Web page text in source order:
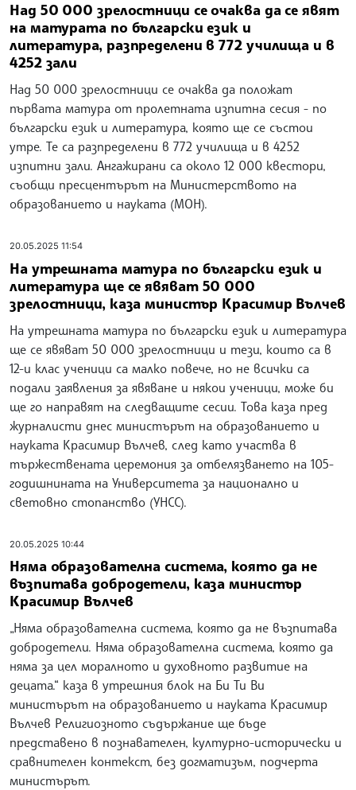
Над 50 000 зрелостници се очаква да се явят
на матурата по български език и
литература, разпределени в 772 училища и в
4252 зали
Над 50 000 зрелостници се очаква да положат
първата матура от пролетната изпитна сесия - по
български език и литература, която ще се състои
утре. Те са разпределени в 772 училища и в 4252
изпитни зали. Ангажирани са около 12 000 квестори,
съобщи пресцентърът на Министерството на
образованието и науката (МОН).
20.05.2025 11:54
На утрешната матура по български език и
литература ще се явяват 50 000
зрелостници, каза министър Красимир Вълчев
На утрешната матура по български език и литература
ще се явяват 50 000 зрелостници и тези, които са в
12-и клас ученици са малко повече, но не всички са
подали заявления за явяване и някои ученици, може би
ще го направят на следващите сесии. Това каза пред
журналисти днес министърът на образованието и
науката Красимир Вълчев, след като участва в
тържествената церемония за отбелязването на 105-
годишнината на Университета за национално и
световно стопанство (УНСС).
20.05.2025 10:44
Няма образователна система, която да не
възпитава добродетели, каза министър
Красимир Вълчев
„Няма образователна система, която да не възпитава
добродетели. Няма образователна система, която да
няма за цел моралното и духовното развитие на
децата.“ каза в утрешния блок на Би Ти Ви
министърът на образованието и науката Красимир
Вълчев Религиозното съдържание ще бъде
представено в познавателен, културно-исторически и
сравнителен контекст, без догматизъм, подчерта
министърът.